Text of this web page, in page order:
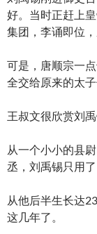
好。当时正赶上
集团，李诵即位，
可是，唐顺宗一
全交给原来的太子
王叔文很欣赏刘
从一个小小的县
丞，刘禹锡只用
从他后半生长达
这几年了。